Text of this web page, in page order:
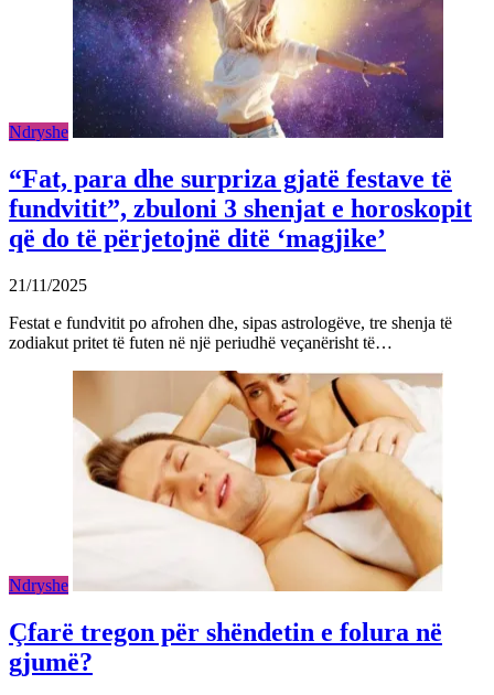
Ndryshe
“Fat, para dhe surpriza gjatë festave të
fundvitit”, zbuloni 3 shenjat e horoskopit
që do të përjetojnë ditë ‘magjike’
21/11/2025
Festat e fundvitit po afrohen dhe, sipas astrologëve, tre shenja të
zodiakut pritet të futen në një periudhë veçanërisht të…
Ndryshe
Çfarë tregon për shëndetin e folura në
gjumë?